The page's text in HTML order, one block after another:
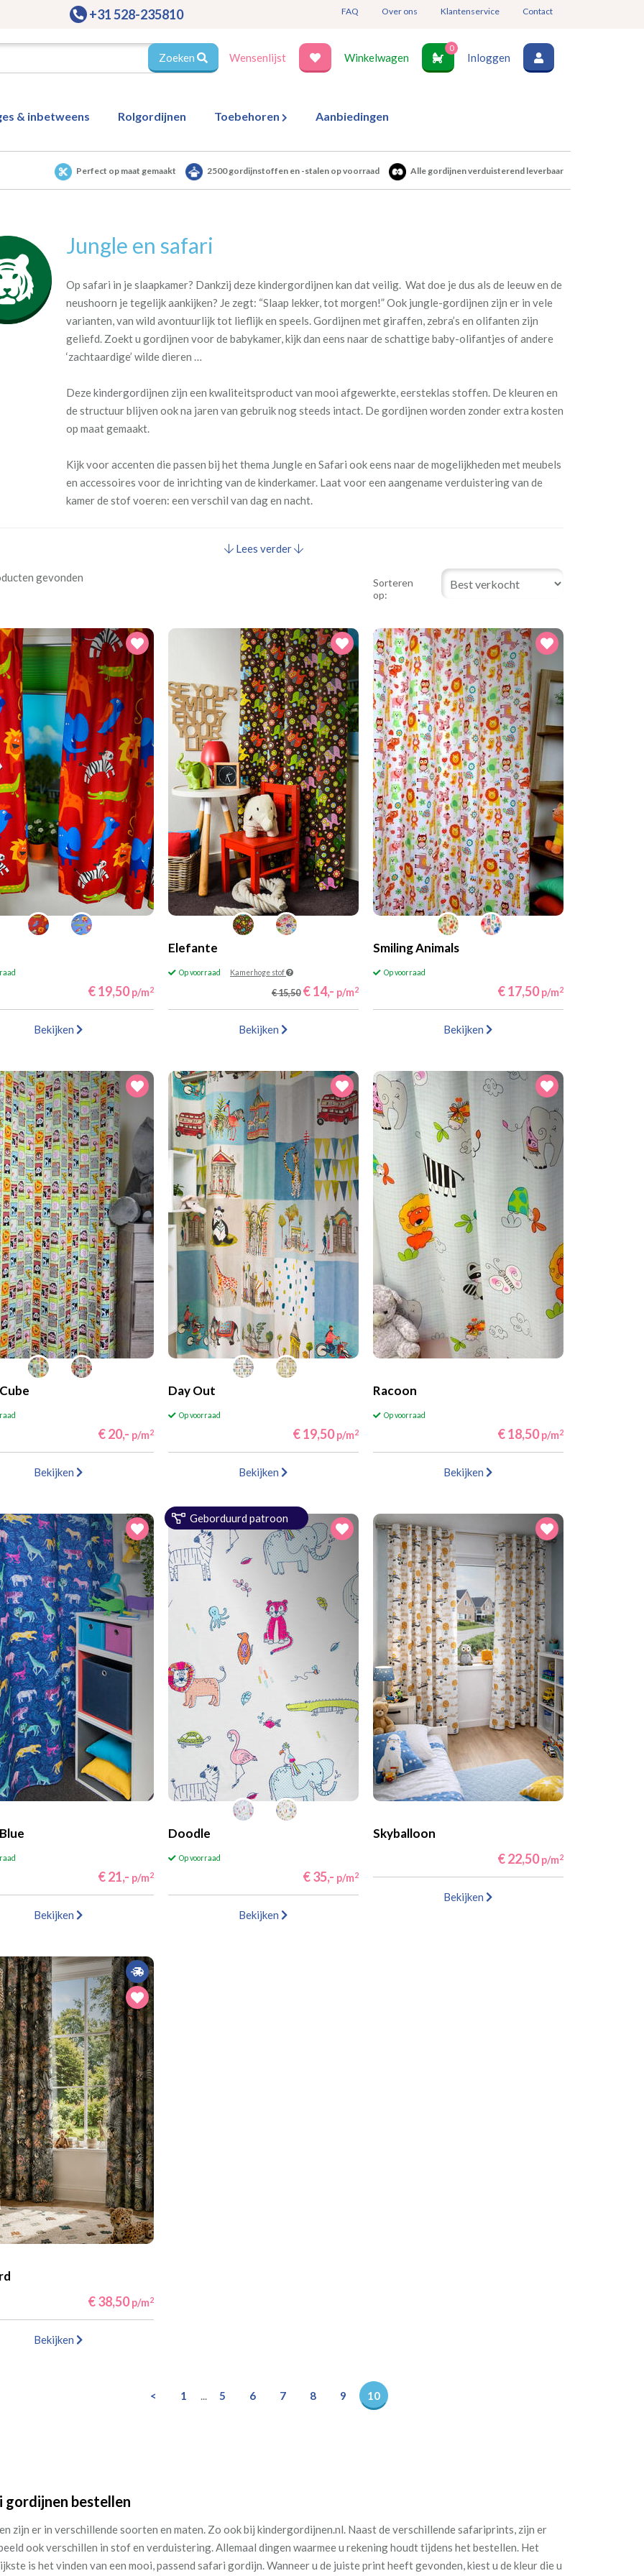
+31 528-235810 FAQ Over ons Klantenservice Contact
Zoeken Wensenlijst Winkelwagen
0
Inloggen
& inbetweens Rolgordijnen Toebehoren Aanbiedingen
Perfect op maat gemaakt 2500 gordijnstoffen en -stalen op voorraad Alle gordijnen verduisterend leverbaar
Jungle en safari
Op safari in je slaapkamer? Dankzij deze kindergordijnen kan dat veilig. Wat doe je dus als de leeuw en de
neushoorn je tegelijk aankijken? Je zegt: “Slaap lekker, tot morgen!”Ook jungle-gordijnen zijn er in vele
varianten, van wild avontuurlijk tot lieflijk en speels. Gordijnen met giraffen, zebra’s en olifanten zijn
geliefd. Zoekt u gordijnen voor de babykamer, kijk dan eens naar de schattige baby-olifantjes of andere
‘zachtaardige’ wilde dieren …
Deze kindergordijnen zijn een kwaliteitsproduct van mooi afgewerkte, eersteklas stoffen. De kleuren en
de structuur blijven ook na jaren van gebruik nog steeds intact. De gordijnen worden zonder extra kosten
op maat gemaakt.
Kijk voor accenten die passen bij het thema Jungle en Safari ook eens naar de mogelijkheden met meubels
en accessoires voor de inrichting van de kinderkamer. Laat voor een aangename verduistering van de
kamer de stof voeren: een verschil van dag en nacht.
Lees verder
gevonden
Sorteren
op:
€ 19,50 p/m2
Bekijken
Elefante
Op voorraad Kamerhoge stof
€ 15,50 € 14,- p/m2
Bekijken
Smiling Animals
Op voorraad
€ 17,50 p/m2
Bekijken
€ 20,- p/m2
Bekijken
Day Out
Op voorraad
€ 19,50 p/m2
Bekijken
Racoon
Op voorraad
€ 18,50 p/m2
Bekijken
€ 21,- p/m2
Bekijken
Geborduurd patroon
Doodle
Op voorraad
€ 35,- p/m2
Bekijken
Skyballoon
€ 22,50 p/m2
Bekijken
€ 38,50 p/m2
Bekijken
< 1 ... 5 6 7 8 9 10
gordijnen bestellen
zijn er in verschillende soorten en maten. Zo ook bij kindergordijnen.nl. Naast de verschillende safariprints, zijn er
ook verschillen in stof en verduistering. Allemaal dingen waarmee u rekening houdt tijdens het bestellen. Het
is het vinden van een mooi, passend safari gordijn. Wanneer u de juiste print heeft gevonden, kiest u de kleur die u